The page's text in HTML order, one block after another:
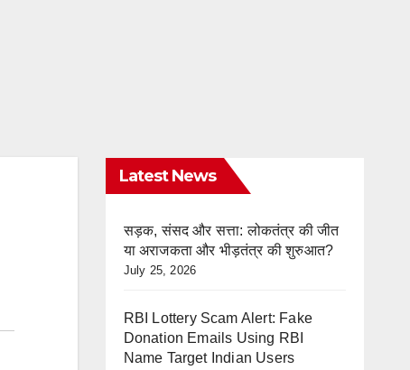
Latest News
सड़क, संसद और सत्ता: लोकतंत्र की जीत
या अराजकता और भीड़तंत्र की शुरुआत?
July 25, 2026
RBI Lottery Scam Alert: Fake
Donation Emails Using RBI
Name Target Indian Users